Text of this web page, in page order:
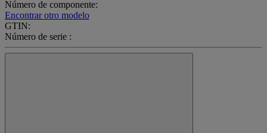
Número de componente:
Encontrar otro modelo
GTIN:
Número de serie :